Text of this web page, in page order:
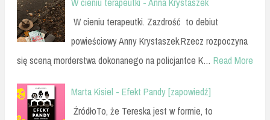
W cieniu terapeutki. Zazdrość to debiut
powieściowy Anny Krystaszek.Rzecz rozpoczyna
się sceną morderstwa dokonanego na policjantce K… Read More
Marta Kisiel - Efekt Pandy [zapowiedź]
ŹródłoTo, że Tereska jest w formie, to